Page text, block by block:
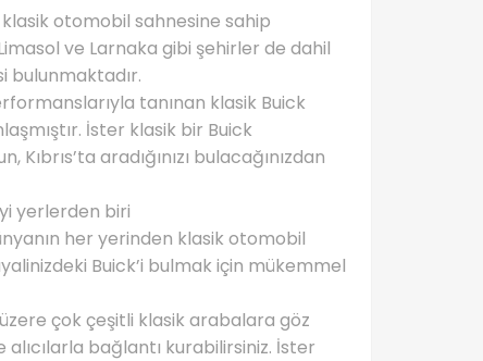
klasik otomobil sahnesine sahip
ve Larnaka gibi şehirler de dahil
bulunmaktadır.
tanınan klasik Buick
İster klasik bir Buick
aradığınızı bulacağınızdan
yerlerden biri
her yerinden klasik otomobil
Buick’i bulmak için mükemmel
çok çeşitli klasik arabalara göz
bağlantı kurabilirsiniz. İster